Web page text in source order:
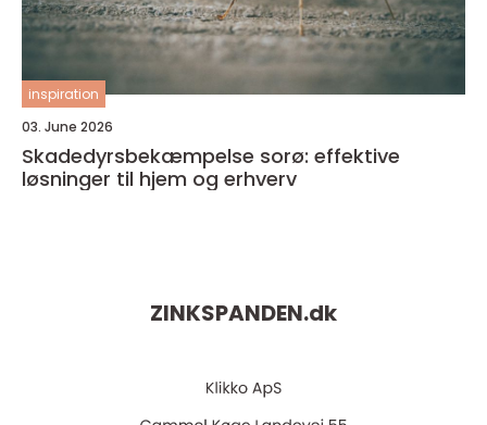
inspiration
03. June 2026
Skadedyrsbekæmpelse sorø: effektive
løsninger til hjem og erhverv
ZINKSPANDEN.dk